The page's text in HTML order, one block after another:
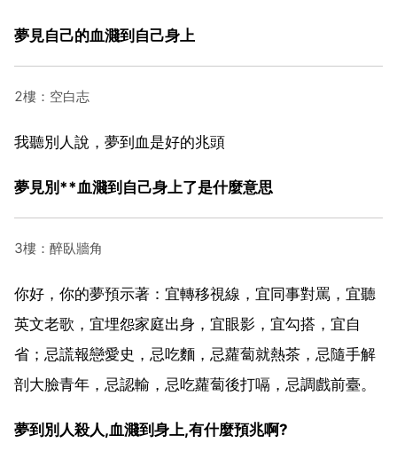
夢見自己的血濺到自己身上
2樓：空白志
我聽別人說，夢到血是好的兆頭
夢見別**血濺到自己身上了是什麼意思
3樓：醉臥牆角
你好，你的夢預示著：宜轉移視線，宜同事對罵，宜聽
英文老歌，宜埋怨家庭出身，宜眼影，宜勾搭，宜自
省；忌謊報戀愛史，忌吃麵，忌蘿蔔就熱茶，忌隨手解
剖大臉青年，忌認輸，忌吃蘿蔔後打嗝，忌調戲前臺。
夢到別人殺人,血濺到身上,有什麼預兆啊?